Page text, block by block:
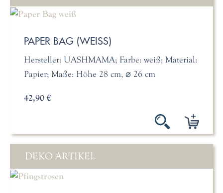
PAPER BAG (WEISS)
Hersteller: UASHMAMA; Farbe: weiß; Material:
Papier; Maße: Höhe 28 cm, ⌀ 26 cm
42,90 €
DEKO ARTIKEL